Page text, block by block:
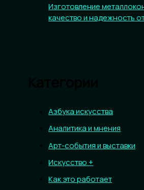
Изготовление
качество и надежность
Азбука искусства
Аналитика и мнения
Арт-события и выставки
Искусство +
Как это работает